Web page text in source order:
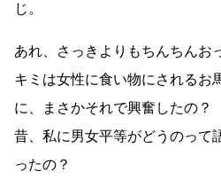
じ。
あれ、さっきよりもちんちんお
キミは女性に食い物にされるお
に、まさかそれで興奮したの？
昔、私に男女平等がどうのって
ったの？